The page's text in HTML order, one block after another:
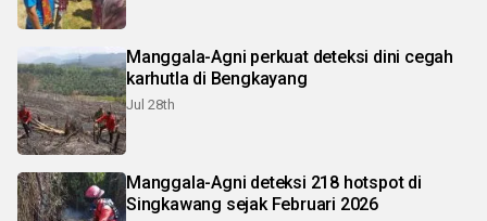
Manggala-Agni perkuat deteksi dini cegah
karhutla di Bengkayang
Jul 28th
Manggala-Agni deteksi 218 hotspot di
Singkawang sejak Februari 2026